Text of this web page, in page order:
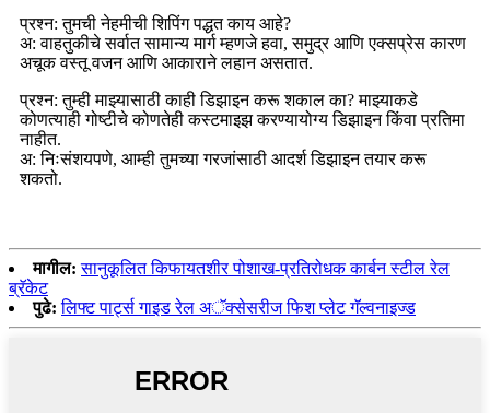
प्रश्न: तुमची नेहमीची शिपिंग पद्धत काय आहे?
अ: वाहतुकीचे सर्वात सामान्य मार्ग म्हणजे हवा, समुद्र आणि एक्सप्रेस कारण
अचूक वस्तू वजन आणि आकाराने लहान असतात.
प्रश्न: तुम्ही माझ्यासाठी काही डिझाइन करू शकाल का? माझ्याकडे
कोणत्याही गोष्टीचे कोणतेही कस्टमाइझ करण्यायोग्य डिझाइन किंवा प्रतिमा
नाहीत.
अ: निःसंशयपणे, आम्ही तुमच्या गरजांसाठी आदर्श डिझाइन तयार करू
शकतो.
मागील: सानुकूलित किफायतशीर पोशाख-प्रतिरोधक कार्बन स्टील रेल
ब्रॅकेट
पुढे: लिफ्ट पार्ट्स गाइड रेल अॅक्सेसरीज फिश प्लेट गॅल्वनाइज्ड